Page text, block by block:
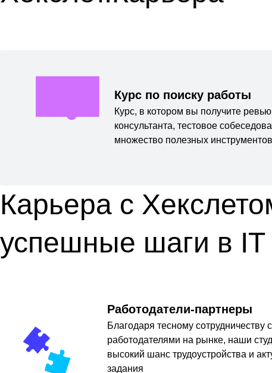
Курс по поиску работы
Курс, в котором вы получите
консультанта, тестовое
множество полезных
Карьера с
успешные шаги в IT
Работодатели-партнеры
Благодаря тесному сотрудничеству
работодателями на рынке, наши
высокий шанс трудоустройства и
задания